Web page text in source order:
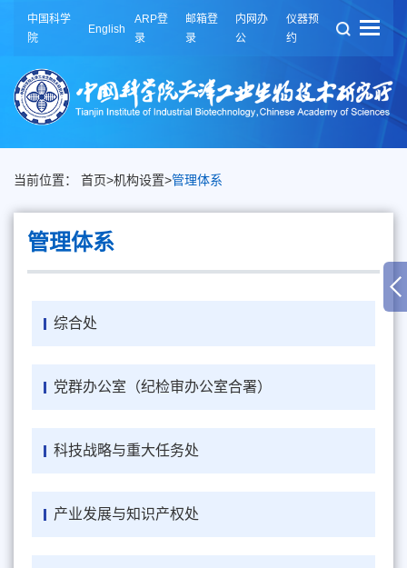
中国科学
院
English
ARP登
录
邮箱登
录
内网办
公
仪器预
约
当前位置： 首页>机构设置>管理体系
管理体系
综合处
党群办公室（纪检审办公室合署）
科技战略与重大任务处
产业发展与知识产权处